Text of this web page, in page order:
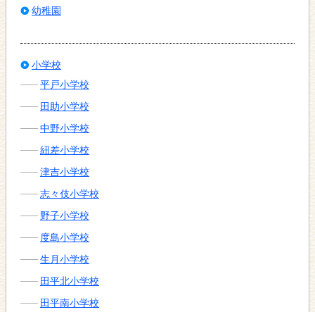
幼稚園
小学校
平戸小学校
田助小学校
中野小学校
紐差小学校
津吉小学校
志々伎小学校
野子小学校
度島小学校
生月小学校
田平北小学校
田平南小学校